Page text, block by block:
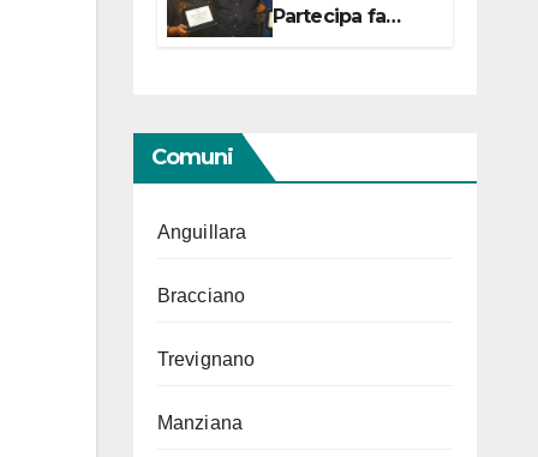
Partecipa fa
centro con due
Comuni
Anguillara
Bracciano
Trevignano
Manziana